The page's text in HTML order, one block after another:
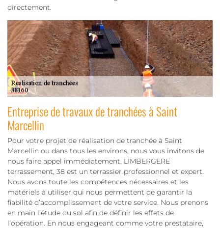
directement.
Entreprise de travaux de tranchées à Saint
Marcellin
Pour votre projet de réalisation de tranchée à Saint
Marcellin ou dans tous les environs, nous vous invitons de
nous faire appel immédiatement. LIMBERGERE
terrassement, 38 est un terrassier professionnel et expert.
Nous avons toute les compétences nécessaires et les
matériels à utiliser qui nous permettent de garantir la
fiabilité d’accomplissement de votre service. Nous prenons
en main l’étude du sol afin de définir les effets de
l’opération. En nous engageant comme votre prestataire,